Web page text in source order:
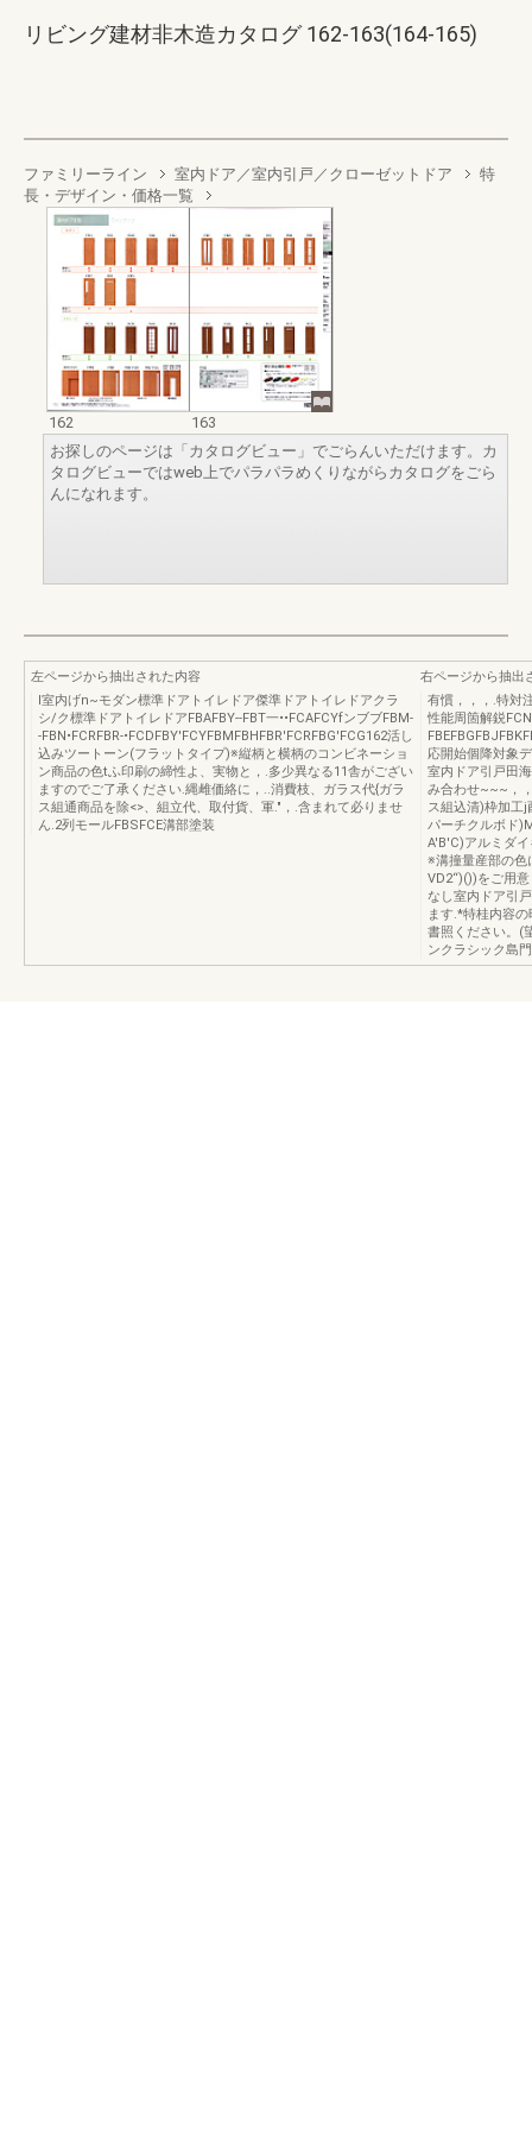
リビング建材非木造カタログ 162-163(164-165)
ファミリーライン 室内ドア／室内引戸／クローゼットドア
特
長・デザイン・価格一覧
162
163
お探しのページは「カタログビュー」でごらんいただけます。カ
タログビューではweb上でパラパラめくりながらカタログをごら
んになれます。
左ページから抽出された内容
I室内げn~モダン標準ドアトイレドア傑準ドアトイレドアクラ
シ/ク標準ドアトイレドアFBAFBY--FBT一••FCAFCYfンブブFBM-
-FBN•FCRFBR-•FCDFBY'FCYFBMFBHFBR'FCRFBG'FCG162活し
込みツートーン(フラットタイプ)※縦柄と横柄のコンビネーショ
ン商品の色tふ印刷の締性よ、実物と，.多少異なる11舎がござい
ますのでご了承ください.縄雌価絡に，..消費枝、ガラス代{ガラ
ス組通商品を除<>、組立代、取付貨、軍."，.含まれて必りませ
ん.2列モールFBSFCE溝部塗装
右ページから抽出
有慣，，，.特対
性能周箇解鋭
応開始個降対象
室内ドア引戸田
み合わせ~~~，
ス組込清)枠加工j
パーチクルボド
A'B'C)アルミダ
※溝撞量産部の色
VD2“)())をご用
なし室内ドア引
ます.*特桂内容
書照ください。(
ンクラシック島